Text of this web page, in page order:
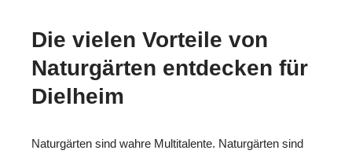
Die vielen Vorteile von
Naturgärten entdecken für
Dielheim
Naturgärten sind wahre Multitalente. Naturgärten sind